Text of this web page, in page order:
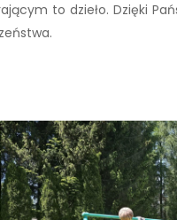
to dzieło. Dzięki